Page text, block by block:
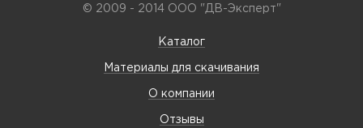
© 2009 - 2014 ООО "ДВ-Эксперт"
Каталог
Материалы для скачивания
О компании
Отзывы